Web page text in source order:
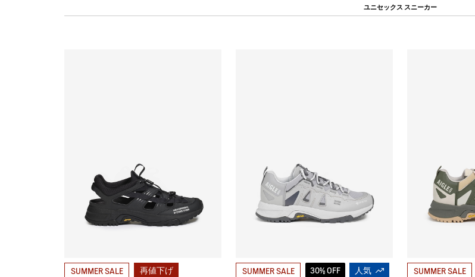
ユニセックス スニーカー
SUMMER SALE
再値下げ
SUMMER SALE 30% OFF 人気 SUMMER SALE